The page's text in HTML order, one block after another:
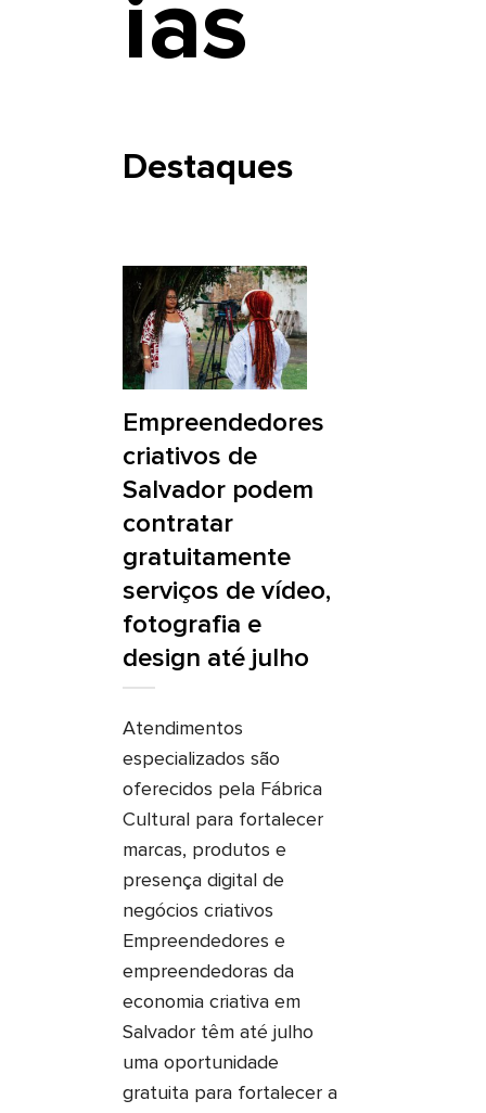
ias
Destaques
Empreendedores
criativos de
Salvador podem
contratar
gratuitamente
serviços de vídeo,
fotografia e
design até julho
Atendimentos
especializados são
oferecidos pela Fábrica
Cultural para fortalecer
marcas, produtos e
presença digital de
negócios criativos
Empreendedores e
empreendedoras da
economia criativa em
Salvador têm até julho
uma oportunidade
gratuita para fortalecer a